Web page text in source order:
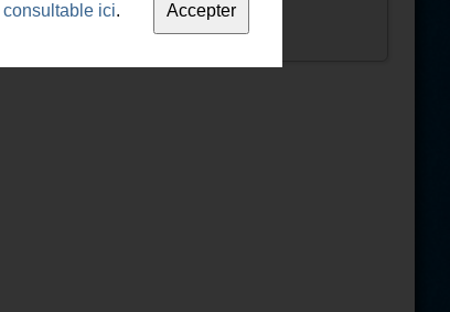
consultable ici.